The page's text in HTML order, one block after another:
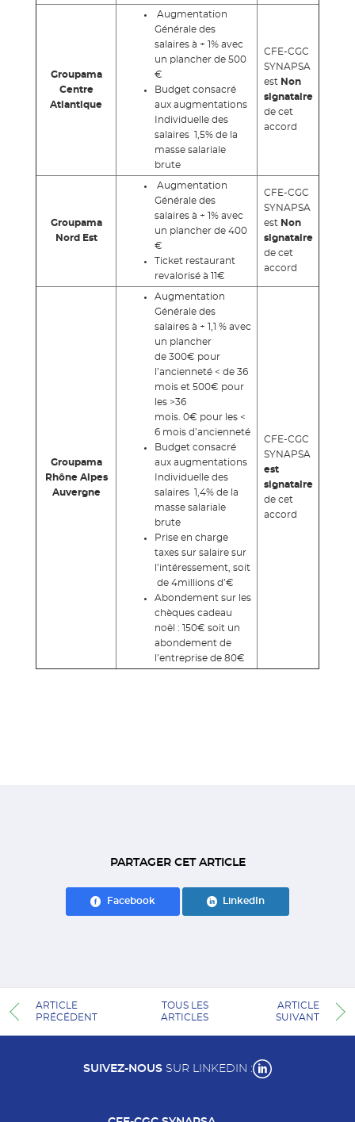
Groupama
Centre
Atlantique
Augmentation
Générale des
salaires à + 1% avec
un plancher de 500
€
Budget consacré
aux augmentations
Individuelle des
salaires 1,5% de la
masse salariale
brute
CFE-CGC
SYNAPSA
est Non
signataire
de cet
accord
Groupama
Nord Est
Augmentation
Générale des
salaires à + 1% avec
un plancher de 400
€
Ticket restaurant
revalorisé à 11€
CFE-CGC
SYNAPSA
est Non
signataire
de cet
accord
Groupama
Rhône Alpes
Auvergne
Augmentation
Générale des
salaires à + 1,1 % avec
un plancher
de 300€ pour
l’ancienneté < de 36
mois et 500€ pour
les >36
mois. 0€ pour les <
6 mois d’ancienneté
Budget consacré
aux augmentations
Individuelle des
salaires 1,4% de la
masse salariale
brute
Prise en charge
taxes sur salaire sur
l’intéressement, soit
de 4millions d’€
Abondement sur les
chèques cadeau
noël : 150€ soit un
abondement de
l’entreprise de 80€
CFE-CGC
SYNAPSA
est
signataire
de cet
accord
PARTAGER CET ARTICLE
Facebook LinkedIn
ARTICLE
PRÉCÉDENT
TOUS LES
ARTICLES
ARTICLE
SUIVANT
SUIVEZ-NOUS SUR LINKEDIN :